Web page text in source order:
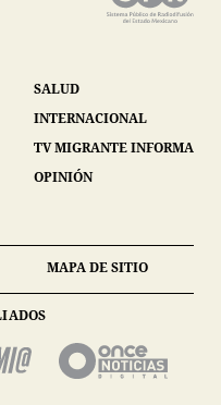
SALUD
INTERNACIONAL
TV MIGRANTE INFORMA
OPINIÓN
MAPA DE SITIO